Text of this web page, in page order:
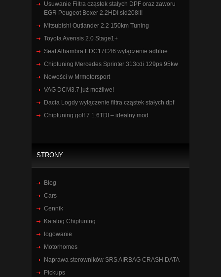
Usuwanie Filtra cząstek stałych DPF oraz zaworu
EGR Peugeot Boxer 2.2HDI sid208!!!
Mitsubishi Outlander 2.2 150km Tuning
Toyota Avensis 2.0 Stage1+
Seat Alhambra EDC17C46 wyłączenie adblue
Chiptuning Mercedes Sprinter 313cdi 129ps 95kw
Nowości w Mrmotorsport
VAG DCM3.7 już możliwe!
Dacia Logdy wyłączenie filtra cząstek stałych dpf
Chiptuning golf 7 1.6TDI – idealny mod
STRONY
Blog
Cars
Cennik
Katalog Chiptuning
logowanie
Motorhomes
Naprawa sterowników SRS AIRBAG CRASH DATA
Pickups